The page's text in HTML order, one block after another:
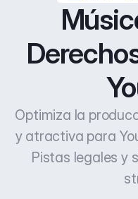
Optimiza la
y atractiva para
Pistas legales y